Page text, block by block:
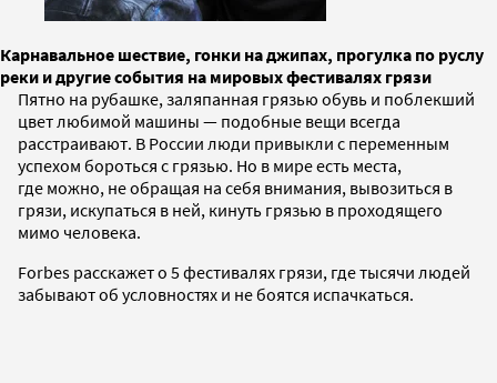
Карнавальное шествие, гонки на джипах, прогулка по руслу
реки и другие события на мировых фестивалях грязи
Пятно на рубашке, заляпанная грязью обувь и поблекший
цвет любимой машины — подобные вещи всегда
расстраивают. В России люди привыкли с переменным
успехом бороться с грязью. Но в мире есть места,
где можно, не обращая на себя внимания, вывозиться в
грязи, искупаться в ней, кинуть грязью в проходящего
мимо человека.
Forbes расскажет о 5 фестивалях грязи, где тысячи людей
забывают об условностях и не боятся испачкаться.